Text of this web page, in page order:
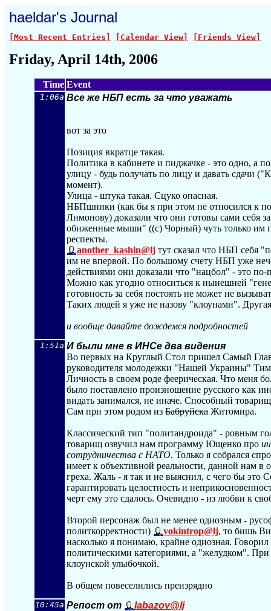
haeldar's Journal
[Most Recent Entries] [Calendar View] [Friends View]
Friday, April 14th, 2006
Time Event
1:06a Все же НБП есть за что уважать
вот за это
Позиция вкратце такая.
Политика в кабинете и пиджачке - это одно, а
улицу - будь получать по лицу и давать сдачи
момент).
Улица - штука такая. Сцуко опасная.
НБПшники (как бы я при этом не относился к
Лимонову) доказали что они готовы сами себя
обиженные мыши" ((с) Чорный) чуть только им
респекты.
another_kashin@lj тут сказал что НБП себя
им не впервой. По большому счету НБП уже
действиями они доказали что "нацбол" - это по-
Можно как угодно относиться к нынешней
готовность за себя постоять не может не
Таких людей я уже не назову "клоунами".
и вообще давайте дождемся подробностей
1:51a И были мне в ИНСе два видения
Во первых на Круглый Стол пришел Самый
руководителя молодежки "Нашей Украины"
Личность в своем роде феерическая. Что меня
было поставлено произношение русского как
видать занимался, не иначе. Способный
Сам при этом родом из Бабруйска Житомира.
Классический тип "политандроида" - ровным
товарищ озвучил нам программу Ющенко про
сотрудничества с НАТО. Только я собрался
имеет к объективной реальности, данной нам
греха. Жаль - я так и не выяснил, с чего бы это
гарантировать целостность и
черт ему это сдалось. Очевидно - из любви к
Второй персонаж был не менее одиозным -
политкорректности)
vokintrop@lj, то бишь
насколько я понимаю, крайне одиозная.
политическими категориями, а "желудком".
клоунской улыбочкой.
В общем повеселились преизрядно
10:45a Репост от labazov@lj